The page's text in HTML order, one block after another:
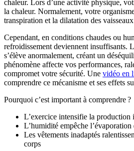
chaleur. Lors d’une activité physique,
la chaleur. Normalement, votre
transpiration et la dilatation des
Cependant, en conditions chaudes ou
refroidissement deviennent insuffisants.
s’élève anormalement, créant un
phénomène affecte vos performances,
compromet votre sécurité. Une vidéo en
comprendre ce mécanisme et ses effets
Pourquoi c’est important à comprendre ?
L’exercice intensifie la production
L’humidité empêche
Les vêtements inadaptés
corps